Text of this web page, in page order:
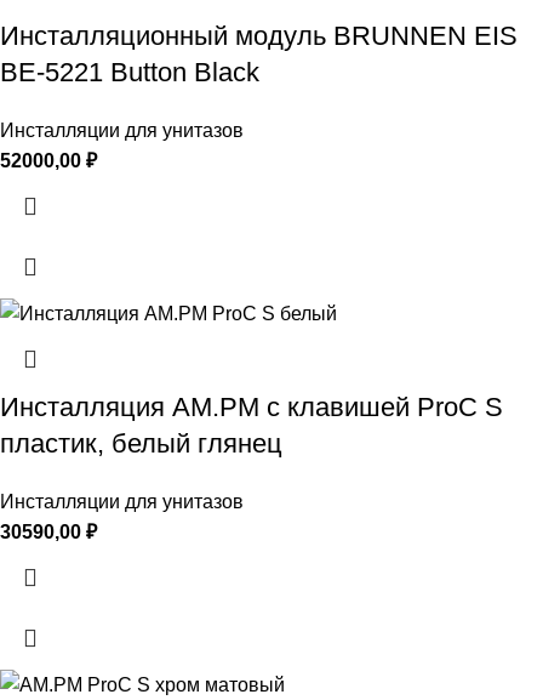
Инсталляционный модуль BRUNNEN EIS
BE-5221 Button Black
Инсталляции для унитазов
52000,00 ₽
Инсталляция AM.PM с клавишей ProC S
пластик, белый глянец
Инсталляции для унитазов
30590,00 ₽